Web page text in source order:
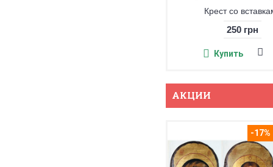
Крест со
250 грн
Купить
АКЦИИ
-17%